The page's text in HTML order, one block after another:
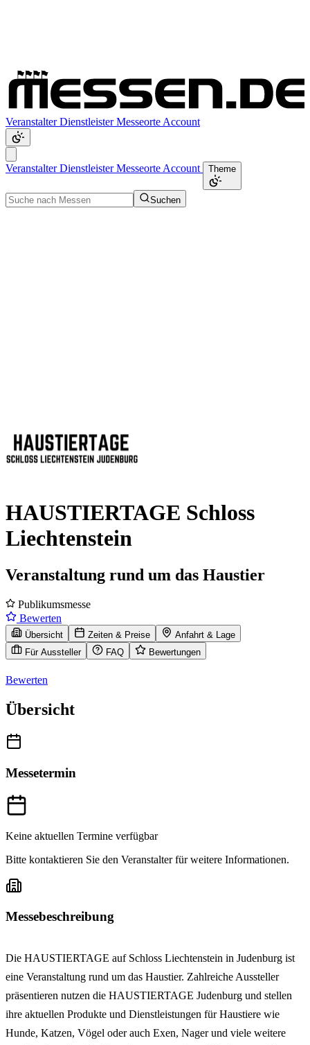
VeranstalterDienstleisterMesseorte Account
VeranstalterDienstleisterMesseorte Account Theme
Suchen
HAUSTIERTAGE Schloss
Liechtenstein
Veranstaltung rund um das Haustier
Publikumsmesse
Bewerten
Übersicht Zeiten & Preise
Anfahrt & Lage
Für Aussteller
FAQ Bewertungen
Bewerten
Übersicht
Messetermin
Keine aktuellen Termine verfügbar
Bitte kontaktieren Sie den Veranstalter für weitere Informationen.
Messebeschreibung
Die HAUSTIERTAGE auf Schloss Liechtenstein in Judenburg ist
eine Veranstaltung rund um das Haustier. Zahlreiche Aussteller
präsentieren nutzen die HAUSTIERTAGE Judenburg und stellen
ihre aktuellen Produkte und Dienstleistungen für Haustiere wie
Hunde, Katzen, Vögel oder auch Exen, Nager und viele weitere